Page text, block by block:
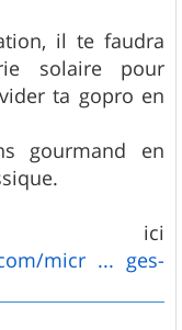
il te faudra
solaire pour
ta gopro en
gourmand en
ici
micr ... ges-